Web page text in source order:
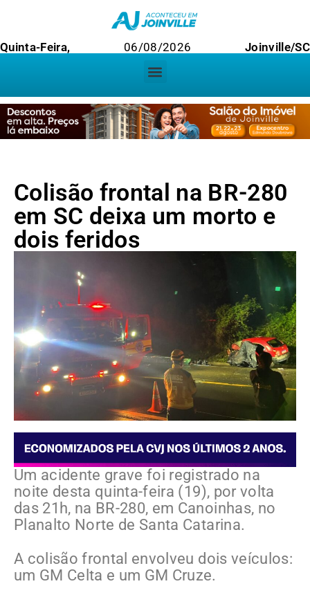
Quinta-Feira, 06/08/2026 Joinville/SC
Colisão frontal na BR-280
em SC deixa um morto e
dois feridos
Um acidente grave foi registrado na
noite desta quinta-feira (19), por volta
das 21h, na BR-280, em Canoinhas, no
Planalto Norte de Santa Catarina.
A colisão frontal envolveu dois veículos:
um GM Celta e um GM Cruze.